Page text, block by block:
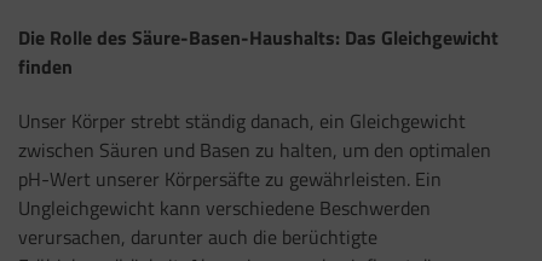
Die Rolle des Säure-Basen-Haushalts: Das Gleichgewicht
finden
Unser Körper strebt ständig danach, ein Gleichgewicht
zwischen Säuren und Basen zu halten, um den optimalen
pH-Wert unserer Körpersäfte zu gewährleisten. Ein
Ungleichgewicht kann verschiedene Beschwerden
verursachen, darunter auch die berüchtigte